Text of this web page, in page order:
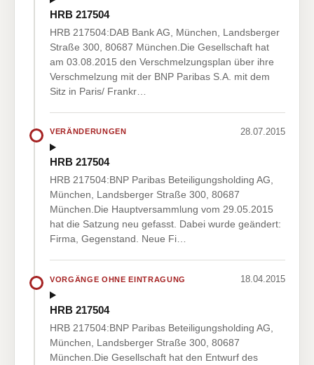
HRB 217504
HRB 217504:DAB Bank AG, München, Landsberger
Straße 300, 80687 München.Die Gesellschaft hat
am 03.08.2015 den Verschmelzungsplan über ihre
Verschmelzung mit der BNP Paribas S.A. mit dem
Sitz in Paris/ Frankr…
VERÄNDERUNGEN 28.07.2015
HRB 217504
HRB 217504:BNP Paribas Beteiligungsholding AG,
München, Landsberger Straße 300, 80687
München.Die Hauptversammlung vom 29.05.2015
hat die Satzung neu gefasst. Dabei wurde geändert:
Firma, Gegenstand. Neue Fi…
VORGÄNGE OHNE EINTRAGUNG 18.04.2015
HRB 217504
HRB 217504:BNP Paribas Beteiligungsholding AG,
München, Landsberger Straße 300, 80687
München.Die Gesellschaft hat den Entwurf des